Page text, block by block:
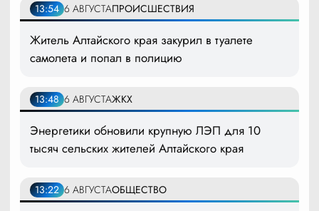
13:54 6 АВГУСТАПРОИСШЕСТВИЯ
Житель Алтайского края закурил в туалете
самолета и попал в полицию
13:48 6 АВГУСТАЖКХ
Энергетики обновили крупную ЛЭП для 10
тысяч сельских жителей Алтайского края
13:22 6 АВГУСТАОБЩЕСТВО